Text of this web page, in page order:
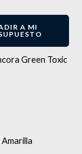
A MI
Green Toxic